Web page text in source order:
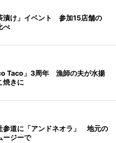
漬け」イベント 参加15店舗の
べ
Taco」3周年 漁師の夫が水揚
焼きに
参道に「アンドネオラ」 地元の
ージーで